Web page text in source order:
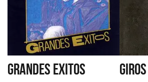
GRANDES EXITOS GIROS